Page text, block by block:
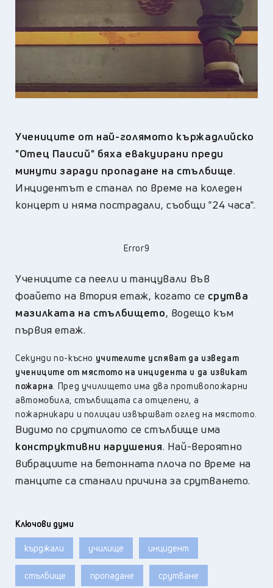
Учениците от най-голямото кържадлийско
"Отец Паисий" бяха евакуирани преди
минути заради пропадане на стълбище.
Инцидентът е станал по време на коледен
концерт и няма пострадали, съобщи "24 часа".
Error9
Учениците са пеели и танцували във
фоайето на втория етаж, когато се срутва
мазилката на стълбището, водещо към
първия етаж.
Секунди по-късно учителите успяват да изведат
учениците от мястото на инцидента и да извикат
пожарна. Пред училището има два противопожарни
автомобила, стълбищата са отцепени, а
пожарникари и полицаи извършват оглед на мястото.
Видимо по срутилото се стълбище има
конструктивни нарушения. Най-вероятно
вибрациите на бетонната плоча по време на
танците са станали причина за срутването.
Ключови думи
кърджали училище инцидент
стълбище пропадане срутване